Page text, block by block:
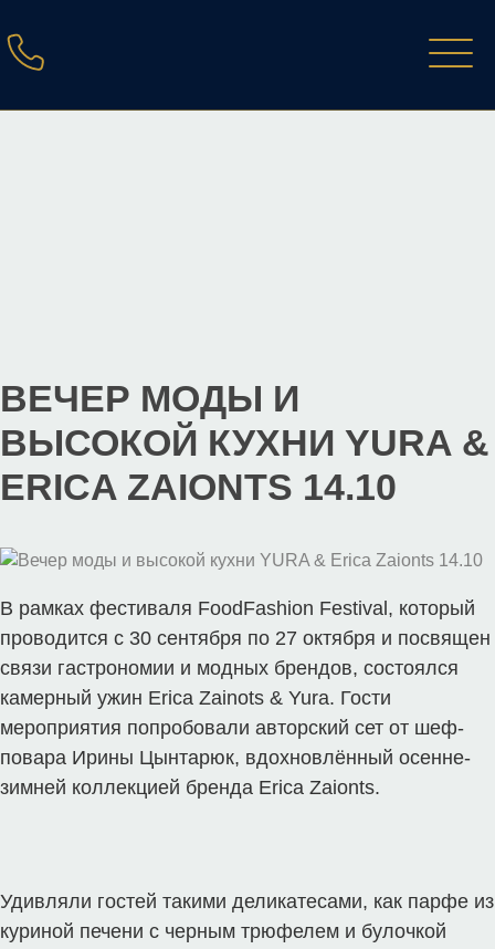
ВЕЧЕР МОДЫ И
ВЫСОКОЙ КУХНИ YURA &
ERICA ZAIONTS 14.10
В рамках фестиваля FoodFashion Festival, который
проводится с 30 сентября по 27 октября и посвящен
связи гастрономии и модных брендов, состоялся
камерный ужин Erica Zainots & Yura. Гости
мероприятия попробовали авторский сет от шеф-
повара Ирины Цынтарюк, вдохновлённый осенне-
зимней коллекцией бренда Erica Zaionts.
Удивляли гостей такими деликатесами, как парфе из
куриной печени с черным трюфелем и булочкой